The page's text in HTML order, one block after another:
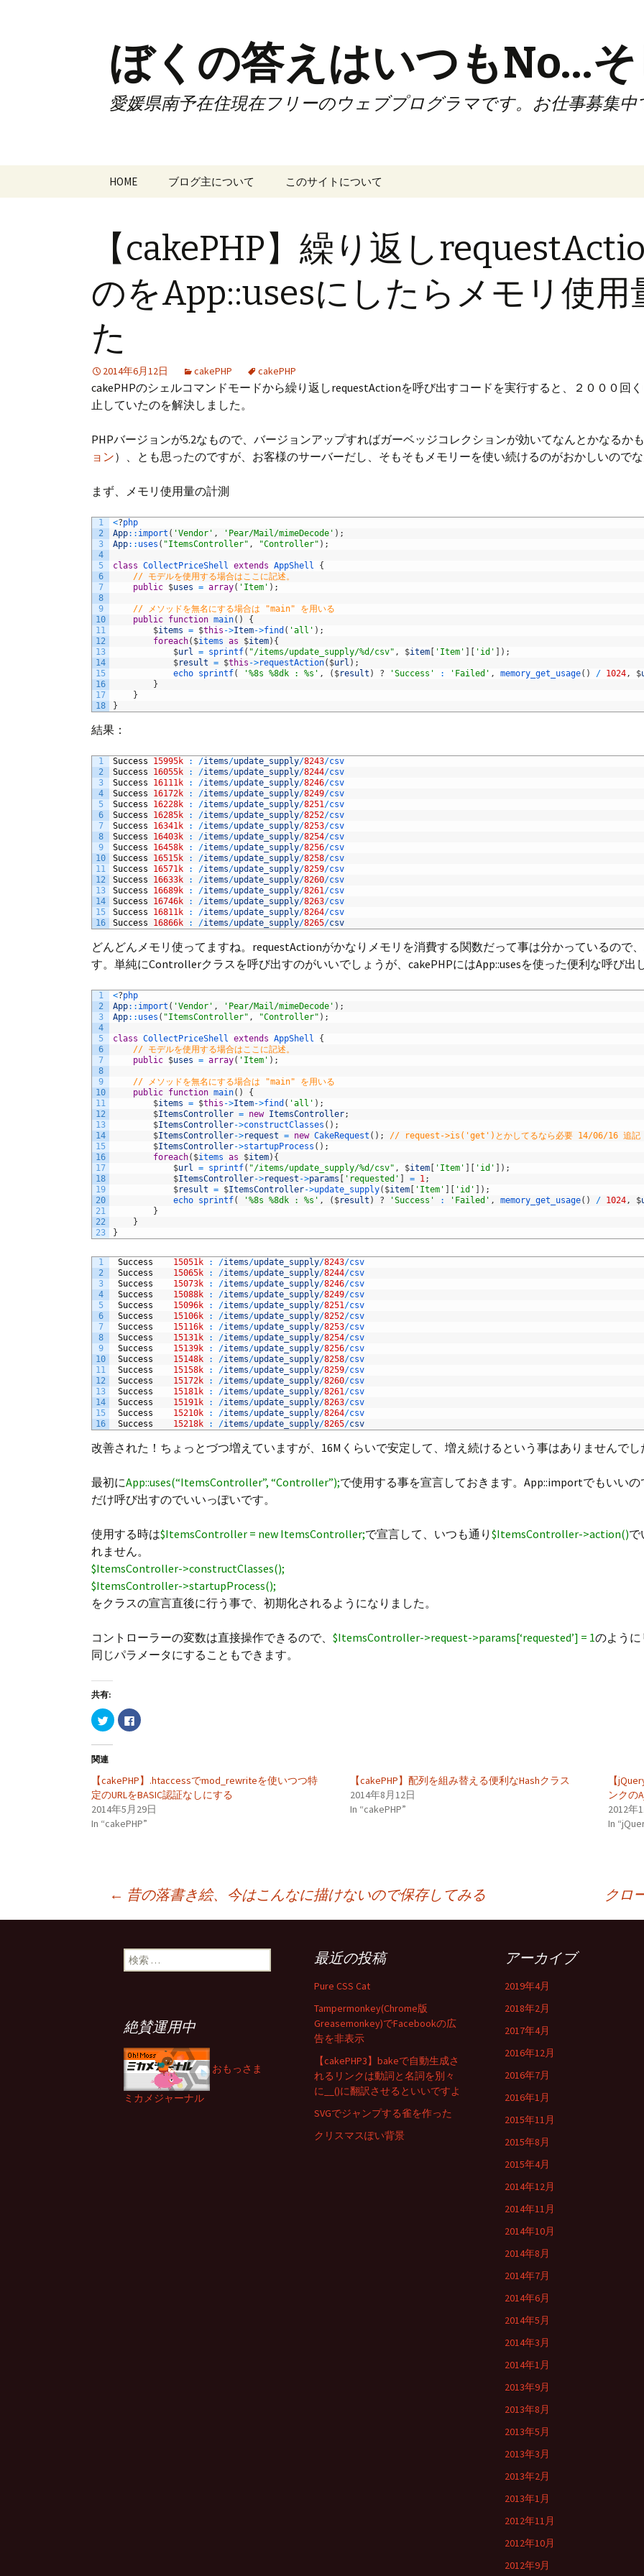
ぼくの答えはいつもNo…そ
愛媛県南予在住現在フリーのウェブプログラマです。お仕事募集中
キ
プ
HOME ブログ主について このサイトについて
【cakePHP】繰り返し
のをApp::usesにしたらメモリ使用
た
2014年6月12日 cakePHP cakePHP
cakePHPのシェルコマンドモードから繰り返しrequestActionを呼び出すコードを実行すると、２０００回
止していたのを解決しました。
PHPバージョンが5.2なもので、バージョンアップすればガーベッジコレクションが効いてなんとかなるか
ョン）、とも思ったのですが、お客様のサーバーだし、そもそもメモリーを使い続けるのがおかしいのでな
まず、メモリ使用量の計測
1
2
3
4
5
6
7
8
9
10
11
12
13
14
15
16
17
18
<?php
App:: import ( 'Vendor' , 'Pear/Mail/mimeDecode' ) ;
App:: uses ( "ItemsController" , "Controller" ) ;
class CollectPriceShell extends AppShell
{
// モデルを使用する場合はここに記述。
public $uses = array( 'Item' ) ;
// メソッドを無名にする場合は "main" を用いる
public function main( )
{
$items = $this ->Item->find ( 'all' ) ;
foreach( $items as $item) {
$url = sprintf( "/items/update_supply/%d/csv" , $item 'Item' 'id' ) ;
$result = $this ->requestAction( $url ) ;
echo sprintf( '%8s %8dk : %s' , ( $result ) ? 'Success' : 'Failed' , memory_get_usage( ) / 1024, $
}
}
}
結果：
1
2
3
4
5
6
7
8
9
10
11
12
13
14
15
16
Success 15995k : /items/update_supply/8243/csv
Success
16055k : /items/update_supply/8244/csv
Success
16111k : /items/update_supply/8246/csv
Success
16172k : /items/update_supply/8249/csv
Success
16228k : /items/update_supply/8251/csv
Success
16285k : /items/update_supply/8252/csv
Success
16341k : /items/update_supply/8253/csv
Success
16403k : /items/update_supply/8254/csv
Success
16458k : /items/update_supply/8256/csv
Success
16515k : /items/update_supply/8258/csv
Success
16571k : /items/update_supply/8259/csv
Success
16633k : /items/update_supply/8260/csv
Success
16689k : /items/update_supply/8261/csv
Success
16746k : /items/update_supply/8263/csv
Success
16811k : /items/update_supply/8264/csv
Success
16866k : /items/update_supply/8265/csv
どんどんメモリ使ってますね。requestActionがかなりメモリを消費する関数だって事は分かっているので
す。単純にControllerクラスを呼び出すのがいいでしょうが、cakePHPにはApp::usesを使った便利な呼び出
1
2
3
4
5
6
7
8
9
10
11
12
13
14
15
16
17
18
19
20
21
22
23
<?php
App:: import ( 'Vendor' , 'Pear/Mail/mimeDecode' ) ;
App:: uses ( "ItemsController" , "Controller" ) ;
class CollectPriceShell extends AppShell
{
// モデルを使用する場合はここに記述。
public $uses = array( 'Item' ) ;
// メソッドを無名にする場合は "main" を用いる
public function main( )
{
$items = $this ->Item->find ( 'all' ) ;
$ItemsController = new ItemsController;
$ItemsController->constructClasses ( ) ;
$ItemsController->request = new CakeRequest ( ) ;
// request->is('get')とかしてるなら必要 14/06/16 追記
$ItemsController->startupProcess ( ) ;
foreach( $items as $item) {
$url = sprintf( "/items/update_supply/%d/csv" , $item 'Item' 'id' ) ;
$ItemsController->request ->params 'requested' = 1;
$result = $ItemsController->update_supply( $item 'Item' 'id' ) ;
echo sprintf( '%8s %8dk : %s' , ( $result ) ? 'Success' : 'Failed' , memory_get_usage( ) / 1024, $
}
}
}
1
2
3
4
5
6
7
8
9
10
11
12
13
14
15
16
Success 15051k : /items/update_supply/8243/csv
Success
15065k : /items/update_supply/8244/csv
Success
15073k : /items/update_supply/8246/csv
Success
15088k : /items/update_supply/8249/csv
Success
15096k : /items/update_supply/8251/csv
Success
15106k : /items/update_supply/8252/csv
Success
15116k : /items/update_supply/8253/csv
Success
15131k : /items/update_supply/8254/csv
Success
15139k : /items/update_supply/8256/csv
Success
15148k : /items/update_supply/8258/csv
Success
15158k : /items/update_supply/8259/csv
Success
15172k : /items/update_supply/8260/csv
Success
15181k : /items/update_supply/8261/csv
Success
15191k : /items/update_supply/8263/csv
Success
15210k : /items/update_supply/8264/csv
Success
15218k : /items/update_supply/8265/csv
改善された！ちょっとづつ増えていますが、16Mくらいで安定して、増え続けるという事はありませんでし
最初にApp::uses(“ItemsController”, “Controller”);で使用する事を宣言しておきます。App::importでもいい
だけ呼び出すのでいいっぽいです。
使用する時は$ItemsController = new ItemsController;で宣言して、いつも通り $ItemsController->action()で
れません。
$ItemsController->constructClasses();
$ItemsController->startupProcess();
をクラスの宣言直後に行う事で、初期化されるようになりました。
コントローラーの変数は直接操作できるので、 $ItemsController->request->params[‘requested’] = 1のように
同じパラメータにすることもできます。
共有:
ク
リ
ク
w
i
t
t
e
r
で
ィ
F
a
k
で
共
有
す
る
に
て
く
し
い
ウ
開
き
ま
す
)
関連
【cakePHP】.htaccessでmod_rewriteを使いつつ特
定のURLをBASIC認証なしにする
2014年5月29日
In “cakePHP”
【cakePHP】配列を組み替える便利なHashクラス
2014年8月12日
In “cakePHP”
【
ンクの
2012年
In
← 昔の落書き絵、今はこんなに描けないので保存してみる クロ
検
索:
最近の投稿
Pure CSS Cat
Tampermonkey(Chrome版
Greasemonkey)でFacebookの広
告を非表示
【cakePHP3】bakeで自動生成さ
れるリンクは動詞と名詞を別々
に__()に翻訳させるといいですよ
SVGでジャンプする雀を作った
クリスマスぽい背景
アーカイブ
2019年4月
2018年2月
2017年4月
2016年12月
2016年7月
2016年1月
2015年11月
2015年8月
2015年4月
2014年12月
2014年11月
2014年10月
2014年8月
2014年7月
2014年6月
2014年5月
2014年3月
2014年1月
2013年9月
2013年8月
2013年5月
2013年3月
2013年2月
2013年1月
2012年11月
2012年10月
2012年9月
絶賛運用中
おもっさま
ミカメジャーナル